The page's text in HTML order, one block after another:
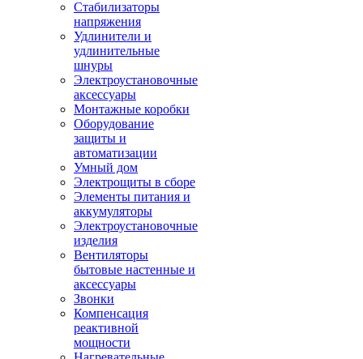
Стабилизаторы
напряжения
Удлинители и
удлинительные
шнуры
Электроустановочные
аксессуары
Монтажные коробки
Оборудование
защиты и
автоматизации
Умный дом
Электрощиты в сборе
Элементы питания и
аккумуляторы
Электроустановочные
изделия
Вентиляторы
бытовые настенные и
аксессуары
Звонки
Компенсация
реактивной
мощности